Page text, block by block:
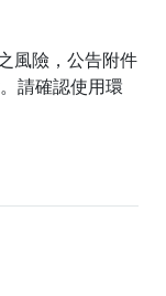
風險，公告附件
請確認使用環